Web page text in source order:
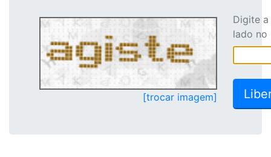
[trocar imagem]
Digite
lado no